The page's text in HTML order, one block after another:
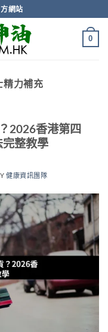
網站
0
精力補充
2026香港第四
整教學
健康資訊團隊